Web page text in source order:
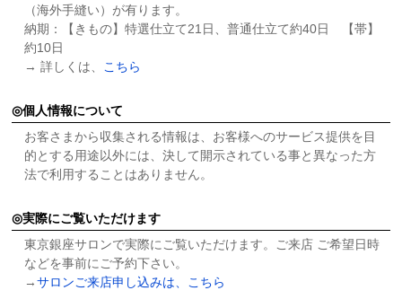
（海外手縫い）が有ります。
納期：【きもの】特選仕立て21日、普通仕立て約40日 【帯】
約10日
→ 詳しくは、
こちら
個人情報について
お客さまから収集される情報は、お客様へのサービス提供を目
的とする用途以外には、決して開示されている事と異なった方
法で利用することはありません。
実際にご覧いただけます
東京銀座サロンで実際にご覧いただけます。ご来店 ご希望日時
などを事前にご予約下さい。
→サロンご来店申し込みは、こちら